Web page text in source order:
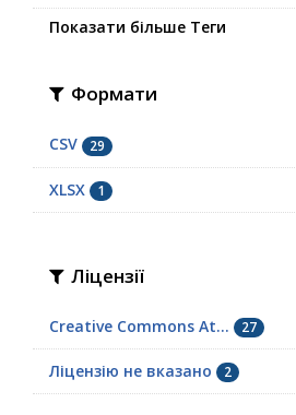
Показати більше Теги
Формати
CSV 29
XLSX 1
Ліцензії
Creative Commons At... 27
Ліцензію не вказано 2